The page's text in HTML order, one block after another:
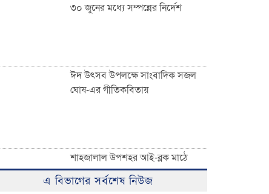
৩০ জুনের মধ্যে সম্পন্নের নির্দেশ
ঈদ উৎসব উপলক্ষে সাংবাদিক সজল
ঘোষ-এর গীতিকবিতায়
শাহজালাল উপশহর আই-ব্লক মাঠে
ঈদুল ফিতরের বিশাল জামাত অনুষ্ঠিত:
হাজারো মুসল্লির ঢল
এ বিভাগের সর্বশেষ নিউজ